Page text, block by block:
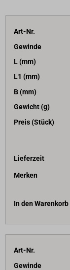
Art-Nr.
Gewinde
L (mm)
L1 (mm)
B (mm)
Gewicht (g)
Preis (Stück)
Lieferzeit
Merken
In den Warenkorb
Art-Nr.
Gewinde